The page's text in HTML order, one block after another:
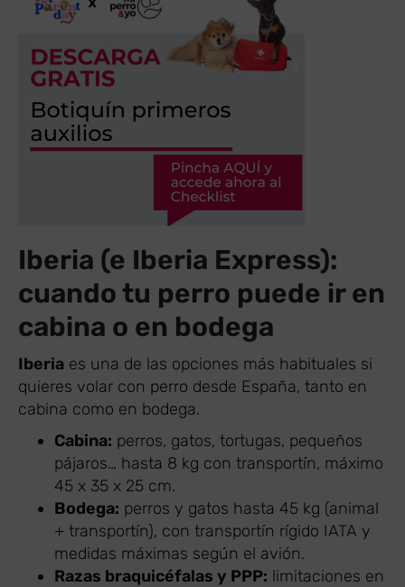
Iberia (e Iberia Express):
cuando tu perro puede ir en
cabina o en bodega
Iberia es una de las opciones más habituales si
quieres volar con perro desde España, tanto en
cabina como en bodega.
Cabina: perros, gatos, tortugas, pequeños
pájaros… hasta 8 kg con transportín, máximo
45 x 35 x 25 cm.
Bodega: perros y gatos hasta 45 kg (animal
+ transportín), con transportín rígido IATA y
medidas máximas según el avión.
Razas braquicéfalas y PPP: limitaciones en